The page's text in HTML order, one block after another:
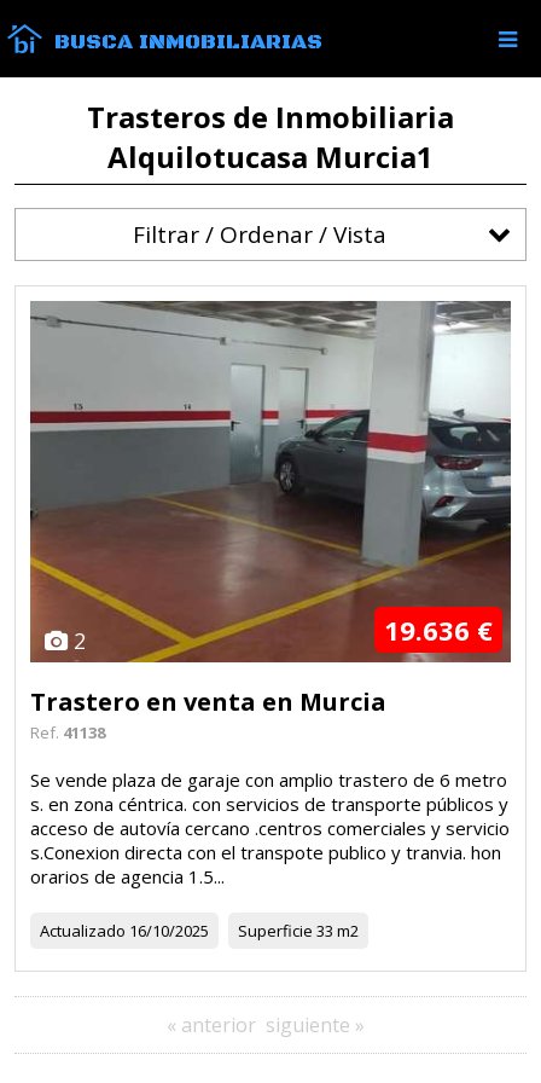
BUSCA INMOBILIARIAS
Trasteros de Inmobiliaria
Alquilotucasa Murcia1
Filtrar / Ordenar / Vista
2 19.636 €
Trastero en venta en Murcia
Ref. 41138
Se vende plaza de garaje con amplio trastero de 6 metro
s. en zona céntrica. con servicios de transporte públicos y
acceso de autovía cercano .centros comerciales y servicio
s.Conexion directa con el transpote publico y tranvia. hon
orarios de agencia 1.5...
Actualizado 16/10/2025 Superficie 33 m2
« anterior siguiente »